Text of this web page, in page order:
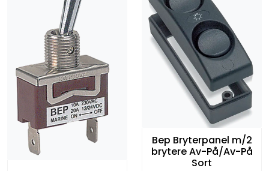
Bep Bryterpanel m/2
brytere Av-På/Av-På
Sort